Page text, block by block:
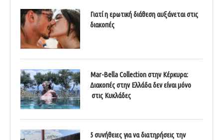
Γιατί η ερωτική διάθεση αυξάνεται στις
διακοπές
Mar-Bella Collection στην Κέρκυρα:
Διακοπές στην Ελλάδα δεν είναι μόνο
στις Κυκλάδες
5 συνήθειες για να διατηρήσεις την